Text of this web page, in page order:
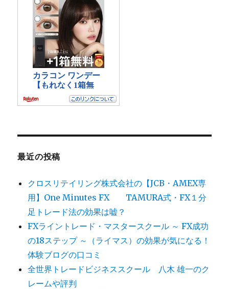
最近の投稿
クロスリテイリング株式会社の【JCB・AMEX専
用】One Minutes FX TAMURA式・FX１分
足トレード法の効果は嘘？
FXライントレード・マスタースクール ～ FX成功
の18ステップ ～（ライマス）の効果が気になる！
体験ブログの口コミ
全世界トレードビジネススクール 八木 雄一のク
レームや評判